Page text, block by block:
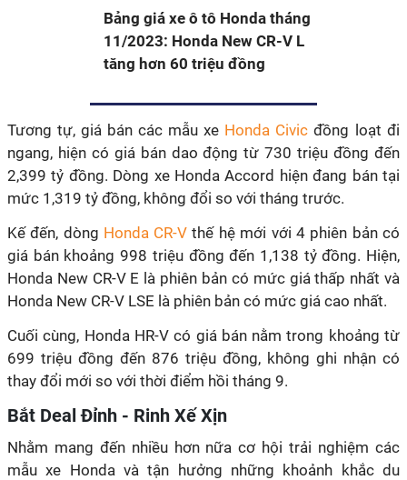
Bảng giá xe ô tô Honda tháng
11/2023: Honda New CR-V L
tăng hơn 60 triệu đồng
Tương tự, giá bán các mẫu xe Honda Civic đồng loạt đi
ngang, hiện có giá bán dao động từ 730 triệu đồng đến
2,399 tỷ đồng. Dòng xe Honda Accord hiện đang bán tại
mức 1,319 tỷ đồng, không đổi so với tháng trước.
Kế đến, dòng Honda CR-V thế hệ mới với 4 phiên bản có
giá bán khoảng 998 triệu đồng đến 1,138 tỷ đồng. Hiện,
Honda New CR-V E là phiên bản có mức giá thấp nhất và
Honda New CR-V LSE là phiên bản có mức giá cao nhất.
699 triệu đồng đến 876 triệu đồng, không ghi nhận có
thay đổi mới so với thời điểm hồi tháng 9.
Bắt Deal Đỉnh - Rinh Xế Xịn
Nhằm mang đến nhiều hơn nữa cơ hội trải nghiệm các
mẫu xe Honda và tận hưởng những khoảnh khắc du